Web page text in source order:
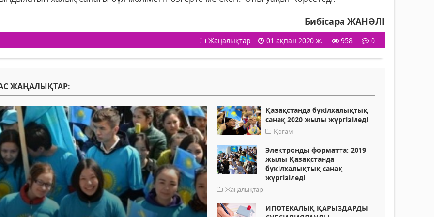
Бибісара ЖАНӘЛІ
Жаңалықтар 01 ақпан 2020 ж. 958 0
ЖАҢАЛЫҚТАР:
Қазақстанда бүкілхалықтық
санақ 2020 жылы жүргізіледі
Қоғам
Электронды форматта: 2019
жылы Қазақстанда
бүкілхалықтық санақ
жүргізіледі
Жаңалықтар
ИПОТЕКАЛЫҚ ҚАРЫЗДАРДЫ